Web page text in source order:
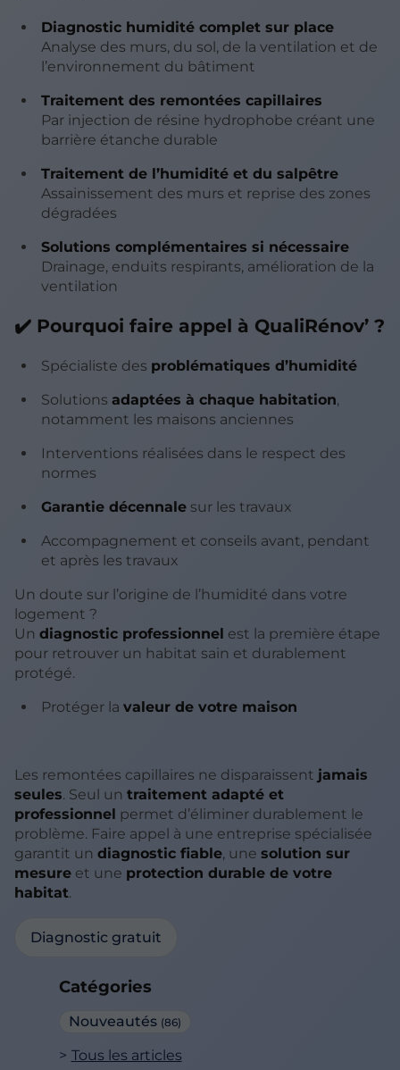
Catégories
Nouveautés (86)
Tous les articles
Diagnostic humidité complet sur place
Analyse des murs, du sol, de la ventilation et de
l’environnement du bâtiment
Traitement des remontées capillaires
Par injection de résine hydrophobe créant une
barrière étanche durable
Traitement de l’humidité et du salpêtre
Assainissement des murs et reprise des zones
dégradées
Solutions complémentaires si nécessaire
Drainage, enduits respirants, amélioration de la
ventilation
✔️ Pourquoi faire appel à QualiRénov’ ?
Spécialiste des problématiques d’humidité
Solutions adaptées à chaque habitation,
notamment les maisons anciennes
Interventions réalisées dans le respect des
normes
Garantie décennalesur les travaux
Accompagnement et conseils avant, pendant
et après les travaux
Un doute sur l’origine de l’humidité dans votre
logement ?
Un diagnostic professionnel est la première étape
pour retrouver un habitat sain et durablement
protégé.
Protéger la valeur de votre maison
Les remontées capillaires ne disparaissent jamais
seules. Seul un traitement adapté et
professionnel permet d’éliminer durablement le
problème. Faire appel à une entreprise spécialisée
garantit un diagnostic fiable, une solution sur
mesure et une protection durable de votre
habitat.
Diagnostic gratuit